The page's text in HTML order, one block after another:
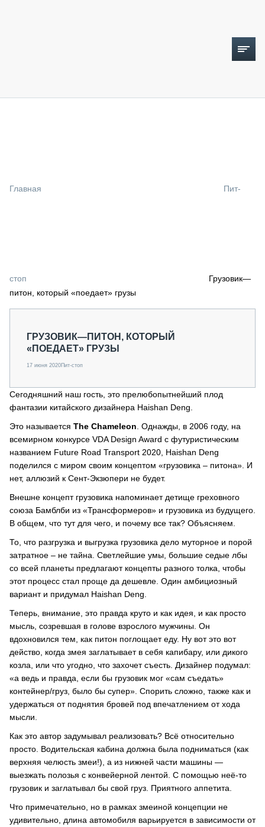
СПЕЦПРОЕКТЫ
О ПРОЕКТЕ
Главная Пит-
стоп
Грузовик—
питон, который «поедает» грузы
ГРУЗОВИК—ПИТОН, КОТОРЫЙ
«ПОЕДАЕТ» ГРУЗЫ
17 июня 2020Пит-стоп
Сегодняшний наш гость, это прелюбопытнейший плод
фантазии китайского дизайнера Haishan Deng.
Это называется The Chameleon . Однажды, в 2006 году, на
всемирном конкурсе VDA Design Award c футуристическим
названием Future Road Transport 2020, Haishan Deng
поделился с миром своим концептом «грузовика – питона». И
нет, аллюзий к Сент-Экзюпери не будет.
Внешне концепт грузовика напоминает детище греховного
союза Бамблби из «Трансформеров» и грузовика из будущего.
В общем, что тут для чего, и почему все так? Объясняем.
То, что разгрузка и выгрузка грузовика дело муторное и порой
затратное – не тайна. Светлейшие умы, большие седые лбы
со всей планеты предлагают концепты разного толка, чтобы
этот процесс стал проще да дешевле. Один амбициозный
вариант и придумал Haishan Deng.
Теперь, внимание, это правда круто и как идея, и как просто
мысль, созревшая в голове взрослого мужчины. Он
вдохновился тем, как питон поглощает еду. Ну вот это вот
действо, когда змея заглатывает в себя капибару, или дикого
козла, или что угодно, что захочет съесть. Дизайнер подумал:
«а ведь и правда, если бы грузовик мог «сам съедать»
контейнер/груз, было бы супер». Спорить сложно, также как и
удержаться от поднятия бровей под впечатлением от хода
мысли.
Как это автор задумывал реализовать? Всё относительно
просто. Водительская кабина должна была подниматься (как
верхняя челюсть змеи!), а из нижней части машины —
выезжать полозья с конвейерной лентой. С помощью неё-то
грузовик и заглатывал бы свой груз. Приятного аппетита.
Что примечательно, но в рамках змеиной концепции не
удивительно, длина автомобиля варьируется в зависимости от